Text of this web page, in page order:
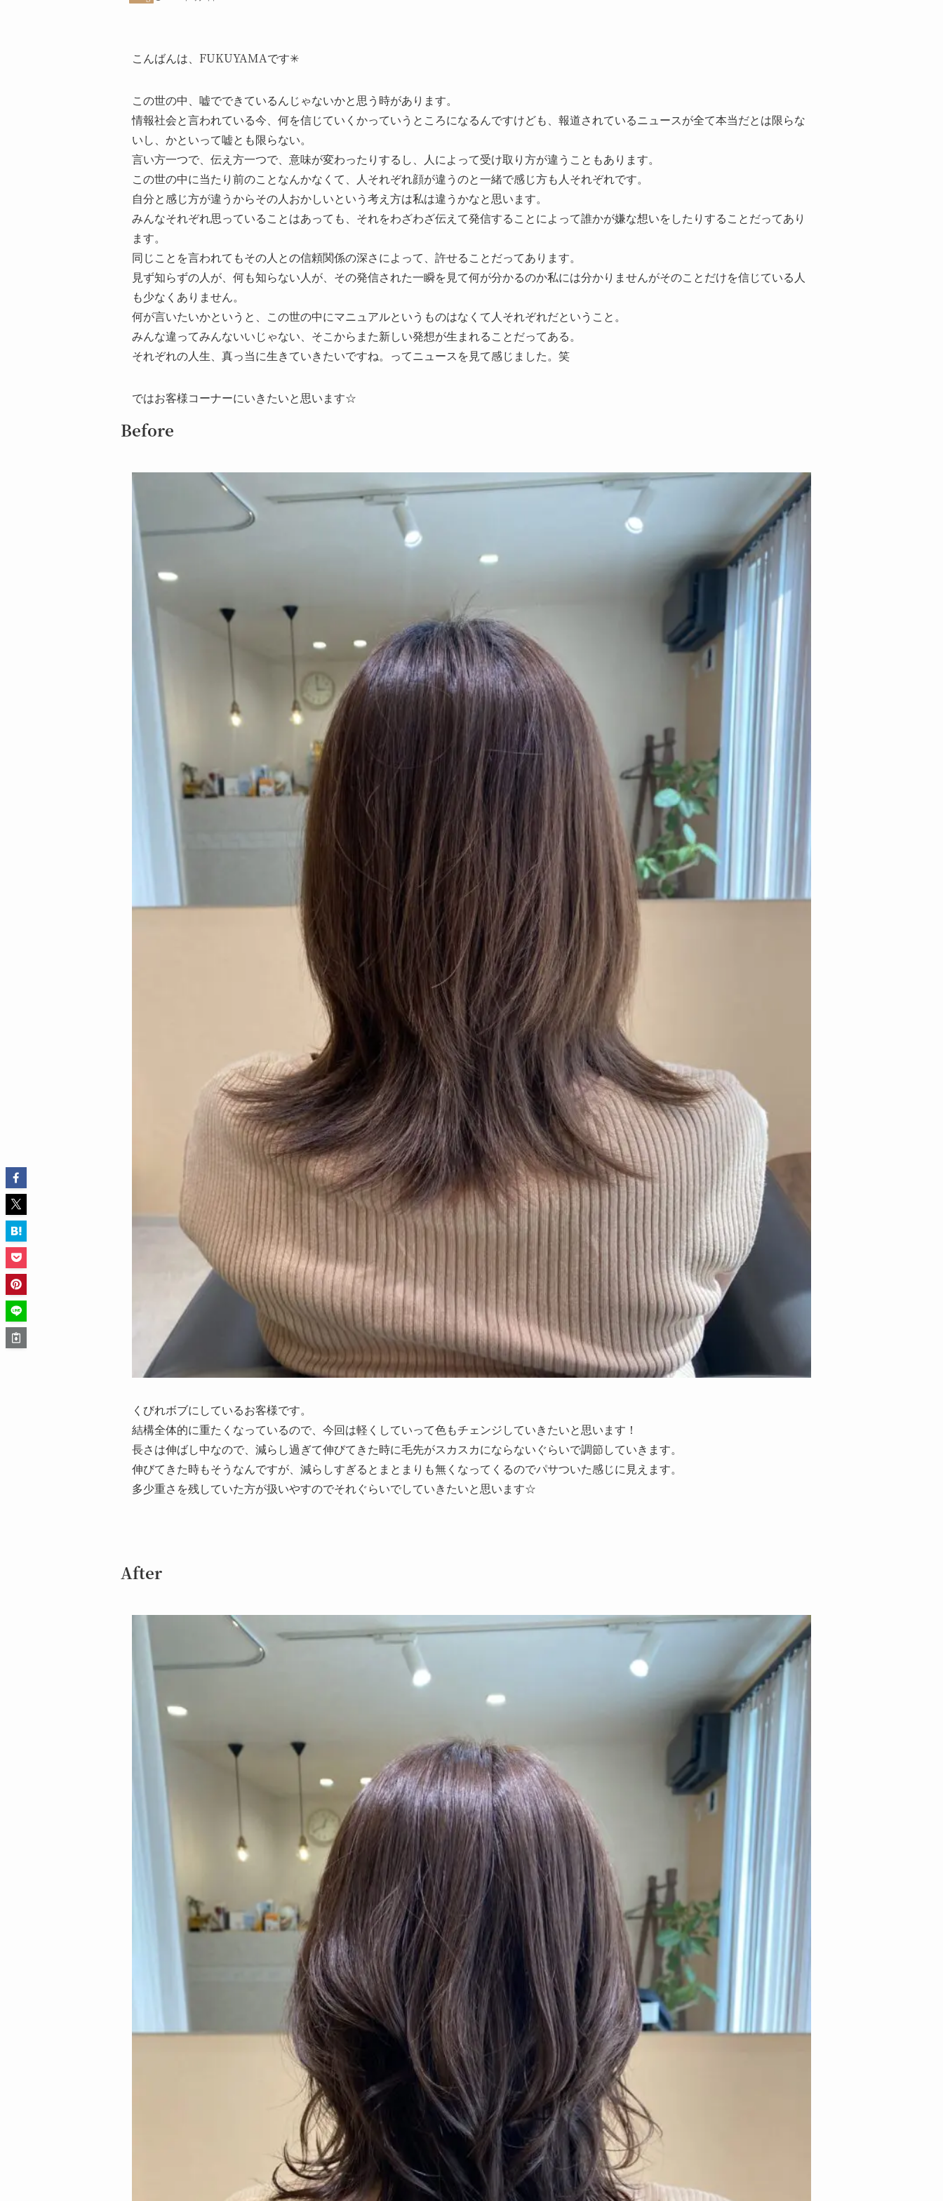
こんばんは、FUKUYAMAです✳︎
この世の中、嘘でできているんじゃないかと思う時があります。
情報社会と言われている今、何を信じていくかっていうところになるんですけども、報道されているニュースが全て本当だとは限らな
いし、かといって嘘とも限らない。
言い方一つで、伝え方一つで、意味が変わったりするし、人によって受け取り方が違うこともあります。
この世の中に当たり前のことなんかなくて、人それぞれ顔が違うのと一緒で感じ方も人それぞれです。
自分と感じ方が違うからその人おかしいという考え方は私は違うかなと思います。
みんなそれぞれ思っていることはあっても、それをわざわざ伝えて発信することによって誰かが嫌な想いをしたりすることだってあり
ます。
同じことを言われてもその人との信頼関係の深さによって、許せることだってあります。
見ず知らずの人が、何も知らない人が、その発信された一瞬を見て何が分かるのか私には分かりませんがそのことだけを信じている人
も少なくありません。
何が言いたいかというと、この世の中にマニュアルというものはなくて人それぞれだということ。
みんな違ってみんないいじゃない、そこからまた新しい発想が生まれることだってある。
それぞれの人生、真っ当に生きていきたいですね。ってニュースを見て感じました。笑
ではお客様コーナーにいきたいと思います☆
Before
くびれボブにしているお客様です。
結構全体的に重たくなっているので、今回は軽くしていって色もチェンジしていきたいと思います！
長さは伸ばし中なので、減らし過ぎて伸びてきた時に毛先がスカスカにならないぐらいで調節していきます。
伸びてきた時もそうなんですが、減らしすぎるとまとまりも無くなってくるのでパサついた感じに見えます。
多少重さを残していた方が扱いやすのでそれぐらいでしていきたいと思います☆
After